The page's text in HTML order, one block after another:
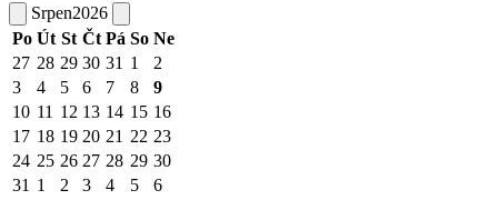
Srpen2026
Po Út St Čt Pá So Ne
27 28 29 30 31 1
2
3
4 5 6 7 8
9
10 11 12 13 14 15 16
17 18 19 20 21 22 23
24 25 26 27 28 29 30
31 1 2 3 4 5 6